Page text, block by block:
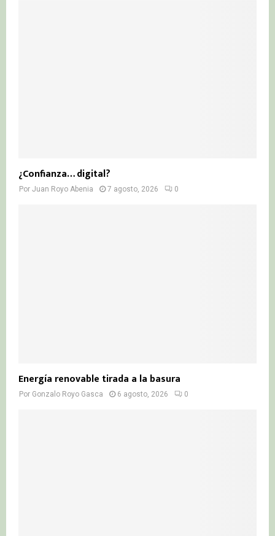
¿Confianza… digital?
Por Juan Royo Abenia 7 agosto, 2026 0
Energía renovable tirada a la basura
Por Gonzalo Royo Gasca 6 agosto, 2026 0